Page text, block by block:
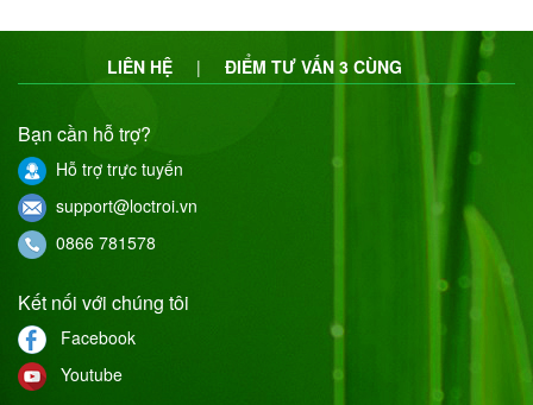
LIÊN HỆ | ĐIỂM TƯ VẤN 3 CÙNG
Bạn cần hỗ trợ?
Hỗ trợ trực tuyến
support@loctroi.vn
0866 781578
Kết nối với chúng tôi
Facebook
Youtube